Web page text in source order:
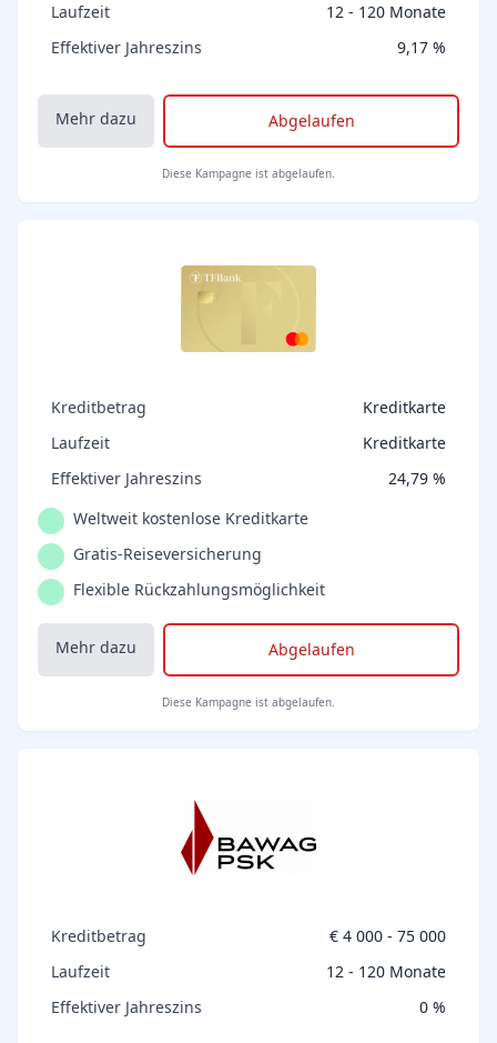
Laufzeit
12 - 120 Monate
Effektiver Jahreszins
9,17 %
Mehr dazu Abgelaufen
Diese Kampagne ist abgelaufen.
Kreditbetrag
Kreditkarte
Laufzeit
Kreditkarte
Effektiver Jahreszins
24,79 %
Weltweit kostenlose Kreditkarte
Gratis-Reiseversicherung
Flexible Rückzahlungsmöglichkeit
Mehr dazu Abgelaufen
Diese Kampagne ist abgelaufen.
Kreditbetrag
€ 4 000 - 75 000
Laufzeit
12 - 120 Monate
Effektiver Jahreszins
0 %